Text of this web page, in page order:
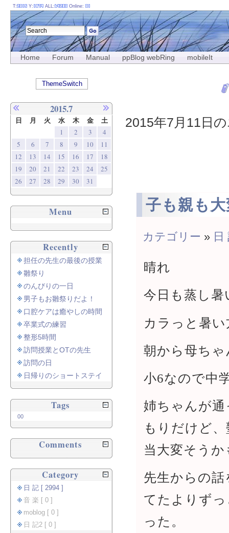
Home Forum Manual ppBlog webRing mobileIt
2015年7月11日
子も親も
カテゴリー » 日
晴れ
今日も蒸し暑
カラっと暑
朝から母ち
小6なので中
姉ちゃんが
もりだけど
当大変そう
先生からの
てたよりず
った。
T: Y: ALL: Online:
ThemeSwitch
2015.7
日 月 火 水 木 金 土
1 2 3
4
5
6 7 8 9 10
11
12
13 14 15 16 17
18
19
20 21 22 23 24
25
26
27 28 29 30 31
Menu
Recently
担任の先生の最後の授業
雛祭り
のんびりの一日
男子もお雛祭りだよ！
口腔ケアは癒やしの時間
卒業式の練習
整形5時間
訪問授業とOTの先生
訪問の日
日帰りのショートステイ
Tags
00
Comments
Category
日 記 [ 2994 ]
音 楽 [ 0 ]
moblog [ 0 ]
日 記2 [ 0 ]